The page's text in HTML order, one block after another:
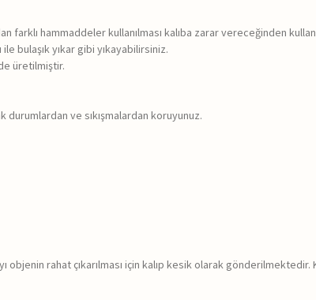
farklı hammaddeler kullanılması kalıba zarar vereceğinden
ile bulaşık yıkar gibi yıkayabilirsiniz.
üretilmiştir.
durumlardan ve sıkışmalardan koruyunuz.
objenin rahat çıkarılması için kalıp kesik olarak